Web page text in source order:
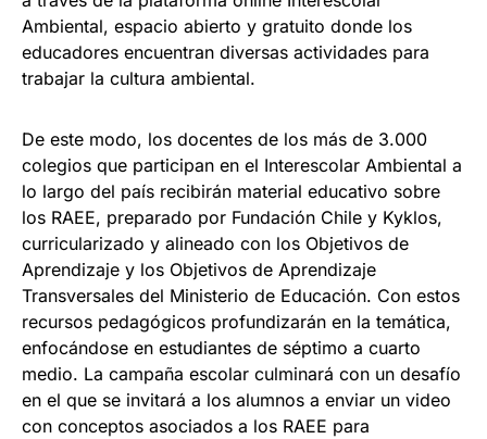
Ambiental, espacio abierto y gratuito donde los
educadores encuentran diversas actividades para
trabajar la cultura ambiental.
De este modo, los docentes de los más de 3.000
colegios que participan en el Interescolar Ambiental a
lo largo del país recibirán material educativo sobre
los RAEE, preparado por Fundación Chile y Kyklos,
curricularizado y alineado con los Objetivos de
Aprendizaje y los Objetivos de Aprendizaje
Transversales del Ministerio de Educación. Con estos
recursos pedagógicos profundizarán en la temática,
enfocándose en estudiantes de séptimo a cuarto
medio. La campaña escolar culminará con un desafío
en el que se invitará a los alumnos a enviar un video
con conceptos asociados a los RAEE para